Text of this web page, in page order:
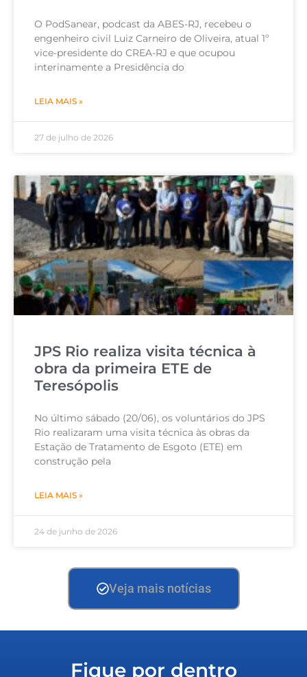
O PodSanear, podcast da ABES-RJ, recebeu o
engenheiro civil Luiz Carneiro de Oliveira, atual 1º
vice-presidente do CREA-RJ e que ocupou
interinamente a Presidência do
LEIA MAIS »
27 de julho de 2026
JPS Rio realiza visita técnica à
obra da primeira ETE de
Teresópolis
No último sábado (20/06), os voluntários do JPS
Rio realizaram uma visita técnica às obras da
Estação de Tratamento de Esgoto (ETE) em
construção pela
LEIA MAIS »
24 de junho de 2026
Veja mais notícias
Fique por dentro